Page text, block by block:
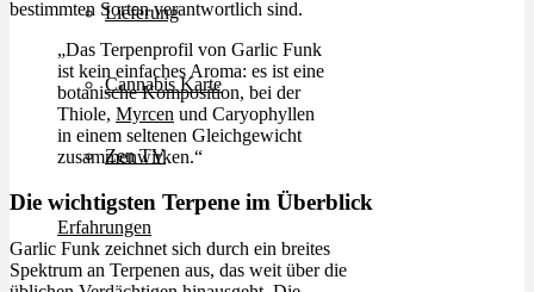
Lieferung
Cannabis Karte
Zen TV
Erfahrungen
bestimmten Sorten verantwortlich sind.
„Das Terpenprofil von Garlic Funk
ist kein einfaches Aroma: es ist eine
botanische Komposition, bei der
Thiole, Myrcen und Caryophyllen
in einem seltenen Gleichgewicht
zusammenwirken.“
Die wichtigsten Terpene im Überblick
Garlic Funk zeichnet sich durch ein breites
Spektrum an Terpenen aus, das weit über die